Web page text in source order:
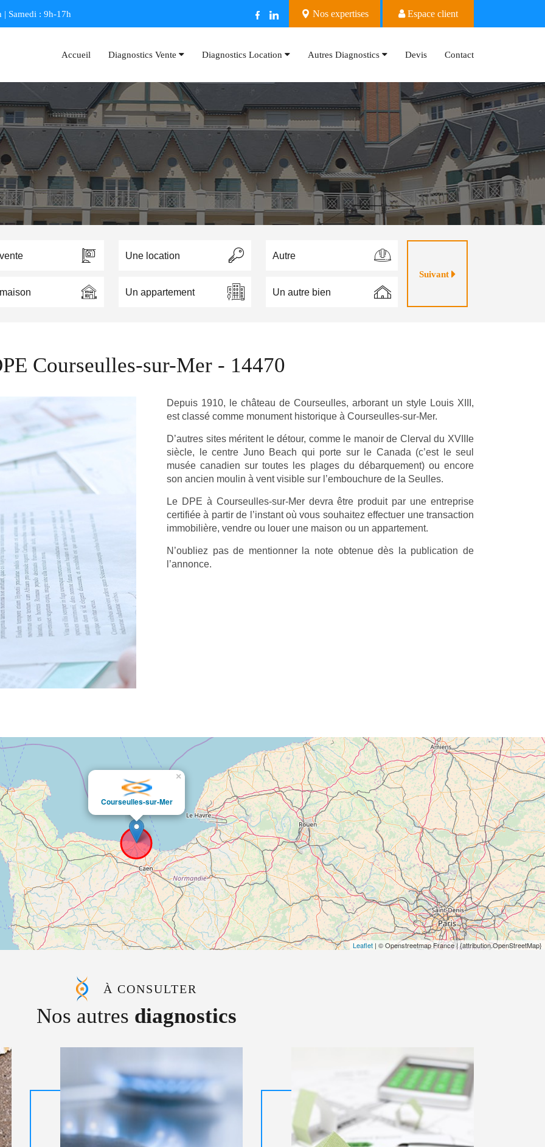
Samedi : 9h-17h Nos expertises Espace client
Accueil Diagnostics Vente Diagnostics Location Autres Diagnostics Devis Contact
Une location Autre
Un appartement Un autre bien
Suivant
Courseulles-sur-Mer - 14470
Depuis 1910, le château de Courseulles, arborant un style Louis XIII,
est classé comme monument historique à Courseulles-sur-Mer.
D’autres sites méritent le détour, comme le manoir de Clerval du XVIIIe
siècle, le centre Juno Beach qui porte sur le Canada (c’est le seul
musée canadien sur toutes les plages du débarquement) ou encore
son ancien moulin à vent visible sur l’embouchure de la Seulles.
Le DPE à Courseulles-sur-Mer devra être produit par une entreprise
certifiée à partir de l’instant où vous souhaitez effectuer une transaction
immobilière, vendre ou louer une maison ou un appartement.
N’oubliez pas de mentionner la note obtenue dès la publication de
l’annonce.
Courseulles-sur-Mer
×
Leaflet | © Openstreetmap France | {attribution.OpenStreetMap}
À CONSULTER
Nos autres diagnostics